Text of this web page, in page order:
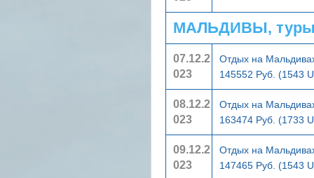
МАЛЬДИВЫ, туры
07.12.2
023
Отдых на
145552 Руб. (1543
08.12.2
023
Отдых на
163474 Руб. (1733
09.12.2
023
Отдых на
147465 Руб. (1543